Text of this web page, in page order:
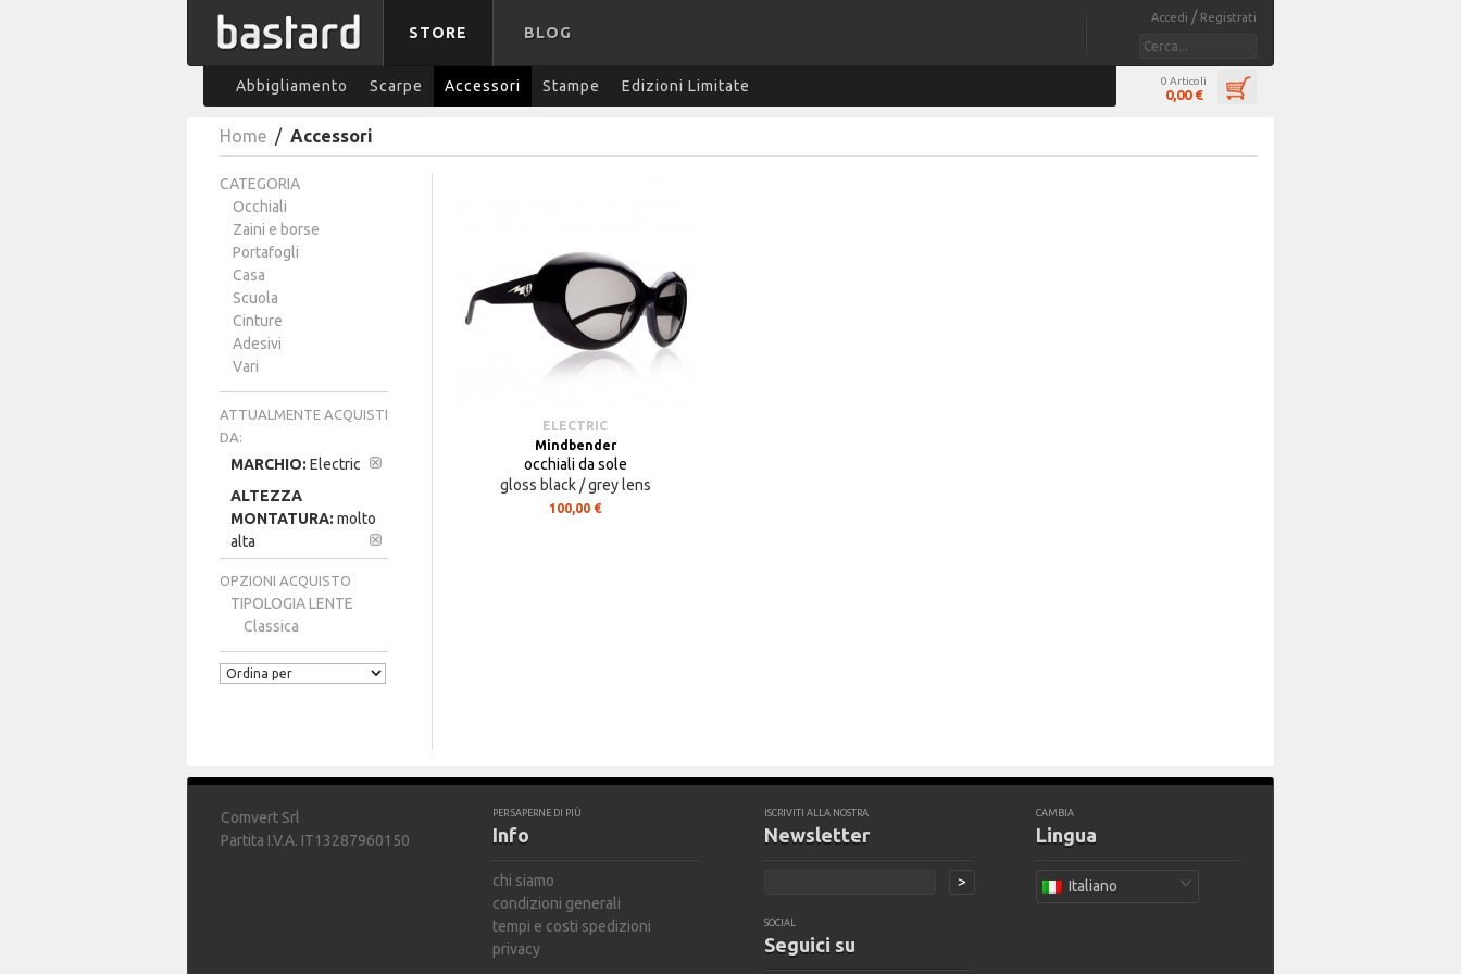
Accedi / Registrati
STORE BLOG
Abbigliamento Scarpe Accessori Stampe Edizioni Limitate 0 Articoli
0,00 €
Home / Accessori
ELECTRIC
Mindbender
occhiali da sole
gloss black / grey lens
100,00 €
CATEGORIA
Occhiali
Zaini e borse
Portafogli
Casa
Scuola
Cinture
Adesivi
Vari
ATTUALMENTE ACQUISTI
DA:
MARCHIO: Electric
ALTEZZA
MONTATURA: molto
alta
OPZIONI ACQUISTO
TIPOLOGIA LENTE
Classica
Comvert Srl
Partita I.V.A. IT13287960150
PER SAPERNE DI PIÙ
Info
chi siamo
condizioni generali
tempi e costi spedizioni
privacy
ISCRIVITI ALLA NOSTRA
Newsletter
>
SOCIAL
Seguici su
CAMBIA
Lingua
Italiano